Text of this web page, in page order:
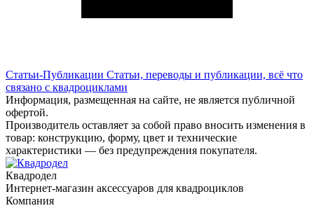
Статьи-Публикации Статьи, переводы и публикации, всё что
связано с квадроциклами
Информация, размещенная на сайте, не является публичной
офертой.
Производитель оставляет за собой право вносить изменения в
товар: конструкцию, форму, цвет и технические
характеристики — без предупреждения покупателя.
Квадродел
Интернет-магазин аксессуаров для квадроциклов
Компания